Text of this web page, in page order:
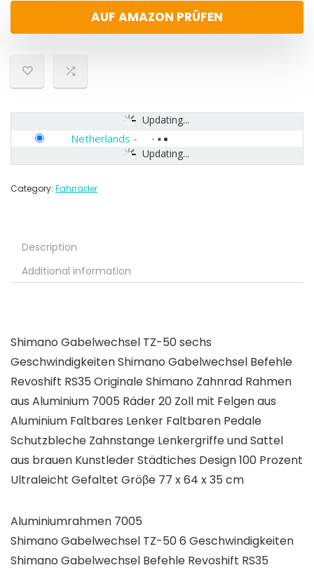
AUF AMAZON PRÜFEN
Updating...
Updating...
Netherlands -
Category: Fahrräder
Description
Additional information
Shimano Gabelwechsel TZ-50 sechs
Geschwindigkeiten Shimano Gabelwechsel Befehle
Revoshift RS35 Originale Shimano Zahnrad Rahmen
aus Aluminium 7005 Räder 20 Zoll mit Felgen aus
Aluminium Faltbares Lenker Faltbaren Pedale
Schutzbleche Zahnstange Lenkergriffe und Sattel
aus brauen Kunstleder Städtiches Design 100 Prozent
Ultraleicht Gefaltet Gröβe 77 x 64 x 35 cm
Aluminiumrahmen 7005
Shimano Gabelwechsel TZ-50 6 Geschwindigkeiten
Shimano Gabelwechsel Befehle Revoshift RS35